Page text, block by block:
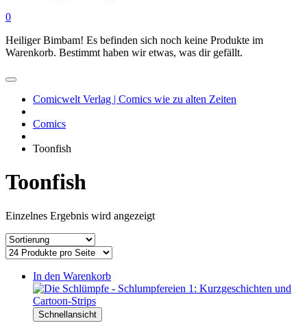
0
Heiliger Bimbam! Es befinden sich noch keine Produkte im
Warenkorb. Bestimmt haben wir etwas, was dir gefällt.
Comicwelt Verlag | Comics wie zu alten Zeiten
Comics
Toonfish
Toonfish
Einzelnes Ergebnis wird angezeigt
In den Warenkorb
Schnellansicht